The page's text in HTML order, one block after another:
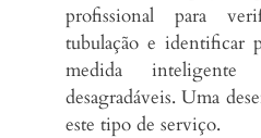
profissional para
tubulação e identificar
medida inteligente
desagradáveis. Uma
este tipo de serviço.